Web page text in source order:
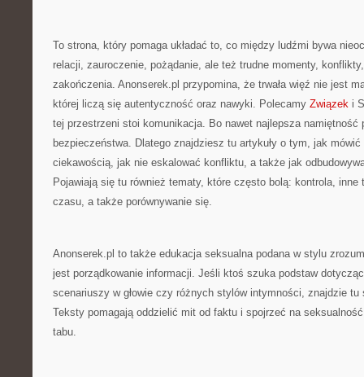
To strona, który pomaga układać to, co między ludźmi bywa
relacji, zauroczenie, pożądanie, ale też trudne momenty,
zakończenia. Anonserek.pl przypomina, że trwała więź nie jest
której liczą się autentyczność oraz nawyki. Polecamy Związek i
tej przestrzeni stoi komunikacja. Bo nawet najlepsza namiętność
bezpieczeństwa. Dlatego znajdziesz tu artykuły o tym, jak
ciekawością, jak nie eskalować konfliktu, a także jak
Pojawiają się tu również tematy, które często bolą: kontrola,
czasu, a także porównywanie się.
Anonserek.pl to także edukacja seksualna podana w stylu
jest porządkowanie informacji. Jeśli ktoś szuka podstaw
scenariuszy w głowie czy różnych stylów intymności, znajdzie tu
Teksty pomagają oddzielić mit od faktu i spojrzeć na
tabu.